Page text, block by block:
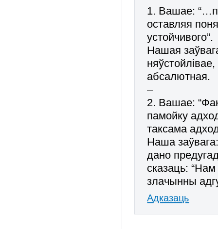
1. Вашае:
оставляя
устойчивого”.
Нашая
абсалютная.
–
2. Вашае:
памойку
таксама
Наша
дано
сказаць:
злачынны
Адказаць